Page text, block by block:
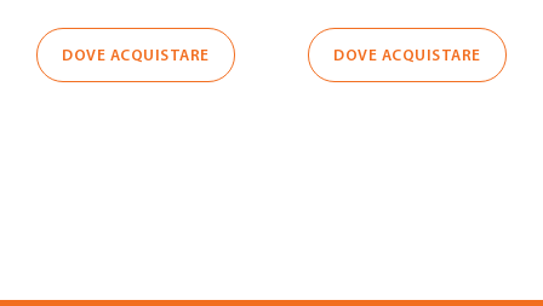
DOVE ACQUISTARE DOVE ACQUISTARE